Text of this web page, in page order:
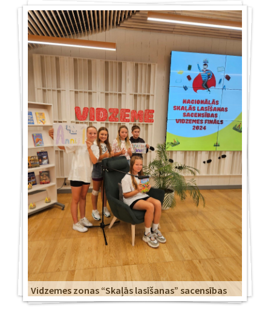
Vidzemes zonas “Skaļās lasīšanas” sacensības